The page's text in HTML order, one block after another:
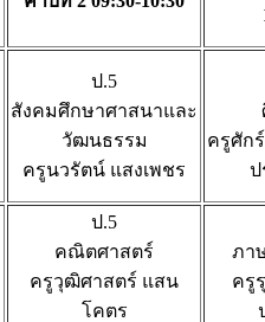
ป.5
สังคมศึกษาศาสนาและ
วัฒนธรรม
ครูนวรัตน์ แสงเพชร
ครูศัก
ป
ป.5
คณิตศาสตร์
ครูวุฒิศาสตร์ แสน
โคตร
ภา
ครู